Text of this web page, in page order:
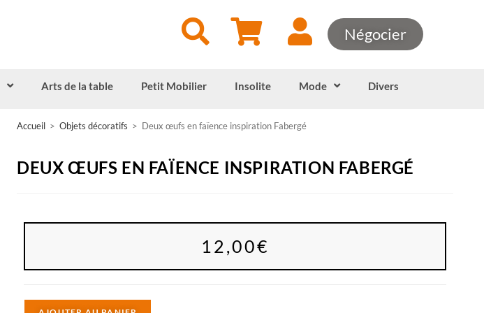
Négocier
Arts de la table Petit Mobilier Insolite Mode Divers
Accueil > Objets décoratifs > Deux œufs en faïence inspiration Fabergé
DEUX ŒUFS EN FAÏENCE INSPIRATION FABERGÉ
12,00€